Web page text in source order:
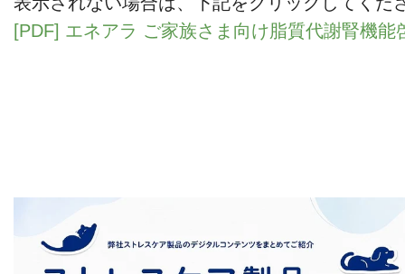
[PDF] エネアラ ご家族さま向け脂質代謝腎機能